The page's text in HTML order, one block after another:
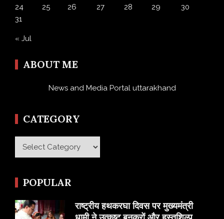
24
25 26 27 28 29
30
31
« Jul
ABOUT ME
News and Media Portal uttarakhand
CATEGORY
Category
POPULAR
राष्ट्रीय हथकरघा दिवस पर मुख्यमंत्री